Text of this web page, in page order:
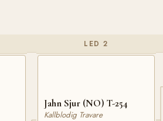
LED 2
Jahn Sjur (NO) T-254
Kallblodig Travare